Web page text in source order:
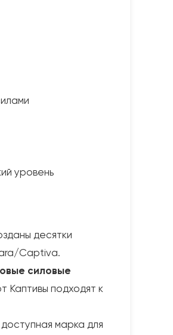
уровень
десятки
Captiva.
силовые
Каптивы подходят к
марка для